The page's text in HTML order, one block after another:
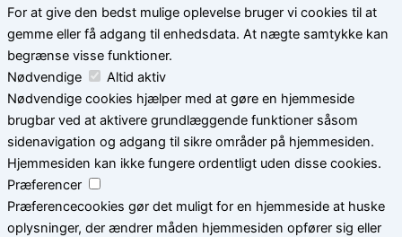
For at give den bedst mulige oplevelse bruger vi cookies til at
gemme eller få adgang til enhedsdata. At nægte samtykke kan
begrænse visse funktioner.
Nødvendige
Altid aktiv
Nødvendige cookies hjælper med at gøre en hjemmeside
brugbar ved at aktivere grundlæggende funktioner såsom
sidenavigation og adgang til sikre områder på hjemmesiden.
Hjemmesiden kan ikke fungere ordentligt uden disse cookies.
Præferencer
Præferencecookies gør det muligt for en hjemmeside at huske
oplysninger, der ændrer måden hjemmesiden opfører sig eller